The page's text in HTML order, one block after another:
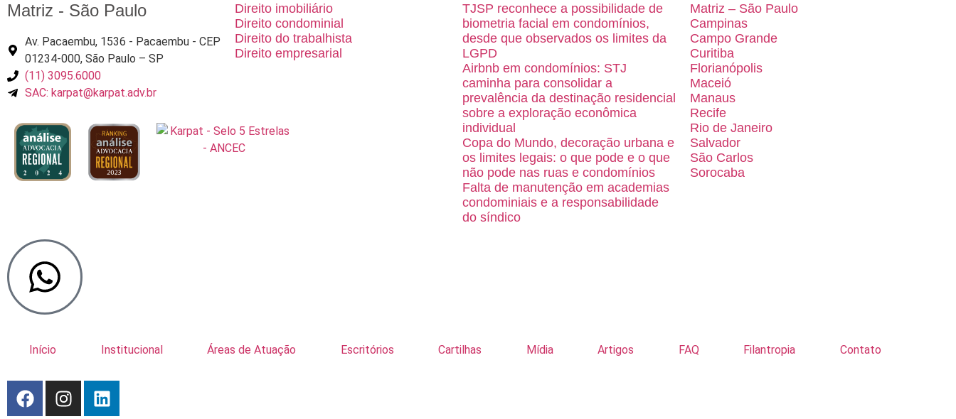
Matriz - São Paulo
Av. Pacaembu, 1536 - Pacaembu - CEP
01234-000, São Paulo – SP
(11) 3095.6000
SAC: karpat@karpat.adv.br
Direito imobiliário
Direito condominial
Direito do trabalhista
Direito empresarial
TJSP reconhece a possibilidade de
biometria facial em condomínios,
desde que observados os limites da
LGPD
Airbnb em condomínios: STJ
caminha para consolidar a
prevalência da destinação residencial
sobre a exploração econômica
individual
Copa do Mundo, decoração urbana e
os limites legais: o que pode e o que
não pode nas ruas e condomínios
Falta de manutenção em academias
condominiais e a responsabilidade
do síndico
Matriz – São Paulo
Campinas
Campo Grande
Curitiba
Florianópolis
Maceió
Manaus
Recife
Rio de Janeiro
Salvador
São Carlos
Sorocaba
Início Institucional Áreas de Atuação Escritórios Cartilhas Mídia Artigos FAQ Filantropia Contato